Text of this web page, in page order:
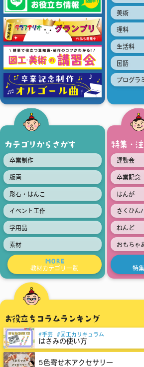
美術
理科
生活科
国語
プログラ
カテゴリからさがす
卒業制作
版画
彫石・はんこ
イベント工作
学用品
素材
MORE
教材カテゴリ一覧
特集・
運動会
卒業記念
はんが
さくひん
ねんど
おもちゃ
特
お役立ちコラムランキング
手芸 図工カリキュラム
はさみの使い方
5色寄せ木アクセサリー